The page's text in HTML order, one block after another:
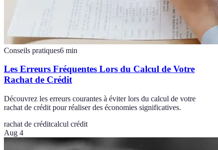
Conseils pratiques6 min
Les Erreurs Fréquentes Lors du Calcul de Votre
Rachat de Crédit
Découvrez les erreurs courantes à éviter lors du calcul de votre
rachat de crédit pour réaliser des économies significatives.
rachat de créditcalcul crédit
Aug 4